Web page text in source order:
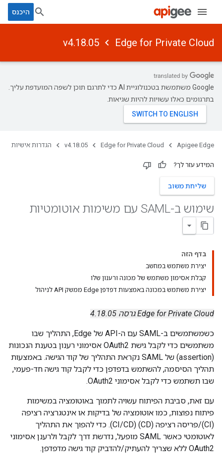
היכנס
Edge for Private Cloud
v4.18.05
‫Google משתמשת בטכנולוגיית AI כדי לתרגם תוכן לשפה המועדפת עליך.
בתרגומים כאלו עשויות להיות שגיאות.
Apigee Edge
Edge for Private Cloud
v4.18.05 הגדרות אישיות
המידע עזר לך?
שליחת משוב
שימוש ב-SAML עם משימות אוטומטיות
בדף הזה
יצירת משתמש במחשב
קבלת אסימון משתמש של מכונה ורענון שלו
יצירת משתמש במכונה באמצעות דפדפן Edge ממשק API לניהול
Edge for Private Cloud גרסה 4.18.05
כשמשתמשים ב-SAML עם ה-API של Edge, התהליך שבו
משתמשים כדי לקבל גישת OAuth2 אסימוני רענון בטענת הנכונות
(assertion) של SAML נקראת התהליך של קוד הגישה. באמצעות
תהליך הסיסמה, להשתמש בדפדפן כדי לקבל קוד גישה חד-פעמי,
שבו תשתמש כדי לקבל אסימוני OAuth2.
עם זאת, סביבת הפיתוח עשויה לתמוך באוטומציה במשימות
פיתוח נפוצות, כמו אוטומציה של בדיקות או אינטגרציה רציפה
(CI)/פריסה רציפה (CD) (CI/CD). כדי להפוך את התהליך
לאוטומטי כאשר SAML מופעל, נדרשת דרך לקבל ולרענן אסימוני
OAuth2 ללא שצריך להעתיק/להדביק קוד גישה מדפדפן.